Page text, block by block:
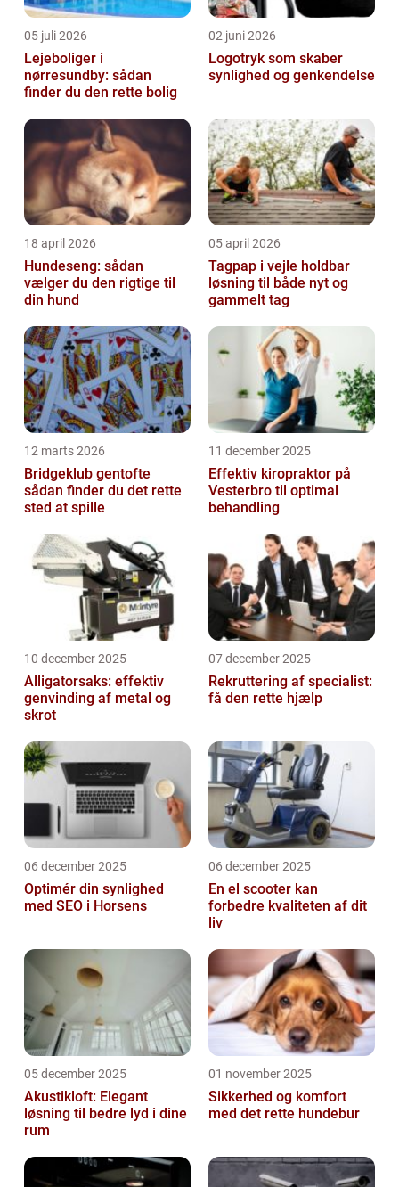
05 juli 2026
Lejeboliger i
nørresundby: sådan
finder du den rette bolig
02 juni 2026
Logotryk som skaber
synlighed og genkendelse
18 april 2026
Hundeseng: sådan
vælger du den rigtige til
din hund
05 april 2026
Tagpap i vejle holdbar
løsning til både nyt og
gammelt tag
12 marts 2026
Bridgeklub gentofte
sådan finder du det rette
sted at spille
11 december 2025
Effektiv kiropraktor på
Vesterbro til optimal
behandling
10 december 2025
Alligatorsaks: effektiv
genvinding af metal og
skrot
07 december 2025
Rekruttering af specialist:
få den rette hjælp
06 december 2025
Optimér din synlighed
med SEO i Horsens
06 december 2025
En el scooter kan
forbedre kvaliteten af dit
liv
05 december 2025
Akustikloft: Elegant
løsning til bedre lyd i dine
rum
01 november 2025
Sikkerhed og komfort
med det rette hundebur